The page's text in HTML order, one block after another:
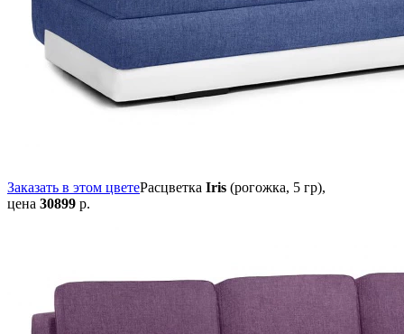
Заказать в этом цветеРасцветка Iris (рогожка, 5 гр),
цена 30899 р.